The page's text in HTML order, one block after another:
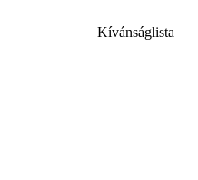
Kívánságlista